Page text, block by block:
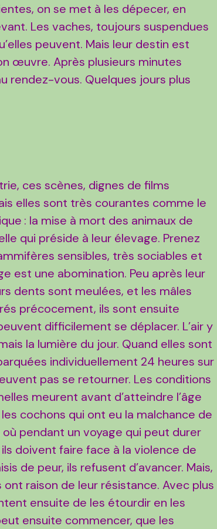
on se met à les dépecer, en
Les vaches, toujours suspendues
peuvent. Mais leur destin est
œuvre. Après plusieurs minutes
rendez-vous. Quelques jours plus
ces scènes, dignes de films
elles sont très courantes comme le
: la mise à mort des animaux de
qui préside à leur élevage. Prenez
sensibles, très sociables et
est une abomination. Peu après leur
dents sont meulées, et les mâles
précocement, ils sont ensuite
difficilement se déplacer. L’air y
la lumière du jour. Quand elles sont
individuellement 24 heures sur
pas se retourner. Les conditions
meurent avant d’atteindre l’âge
cochons qui ont eu la malchance de
pendant un voyage qui peut durer
doivent faire face à la violence de
de peur, ils refusent d’avancer. Mais,
raison de leur résistance. Avec plus
ensuite de les étourdir en les
ensuite commencer, que les